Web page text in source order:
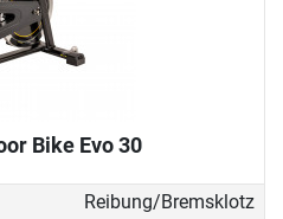
Bike Evo 30
Reibung/Bremsklotz